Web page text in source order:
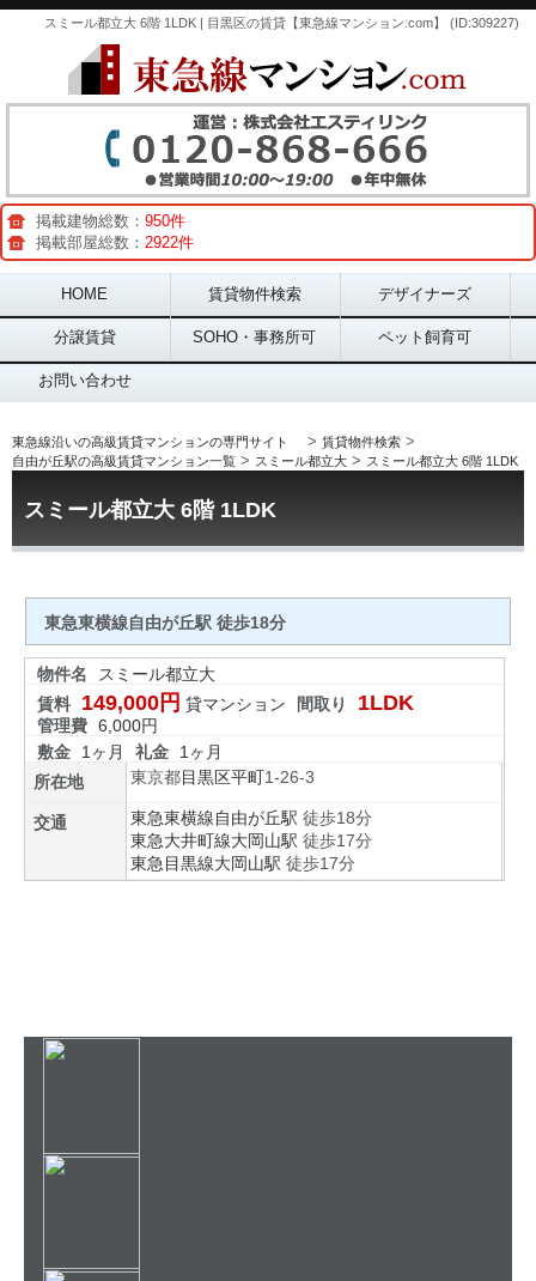
スミール都立大 6階 1LDK | 目黒区の賃貸【東急線マンション.com】 (ID:309227)
掲載建物総数： 950件
掲載部屋総数： 2922件
Main menu
HOME 賃貸物件検索 デザイナーズ
分譲賃貸 SOHO・事務所可 ペット飼育可
お問い合わせ
東急線沿いの高級賃貸マンションの専門サイト > 賃貸物件検索 >
自由が丘駅の高級賃貸マンション一覧 > スミール都立大 > スミール都立大 6階 1LDK
スミール都立大 6階 1LDK
東急東横線自由が丘駅 徒歩18分
物件名
スミール都立大
賃料
149,000円 貸マンション 間取り 1LDK
管理費 6,000円
敷金
1ヶ月 礼金
1ヶ月
所在地
東京都目黒区平町1-26-3
交通 東急東横線自由が丘駅 徒歩18分
東急大井町線大岡山駅 徒歩17分
東急目黒線大岡山駅 徒歩17分